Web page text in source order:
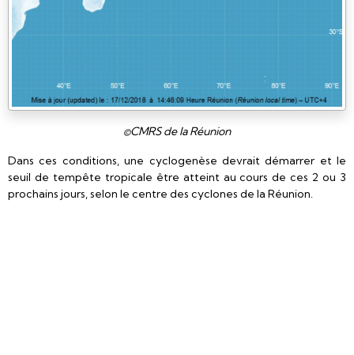
©CMRS de la Réunion
Dans ces conditions, une cyclogenèse devrait démarrer et le
seuil de tempête tropicale être atteint au cours de ces 2 ou 3
prochains jours, selon le centre des cyclones de la Réunion.